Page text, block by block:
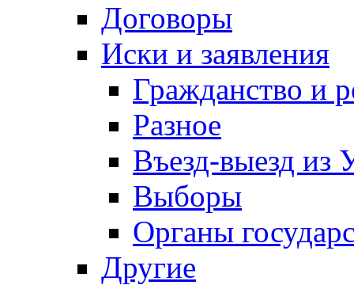
Договоры
Иски и заявления
Гражданство и
Разное
Въезд-выезд из
Выборы
Органы
Другие